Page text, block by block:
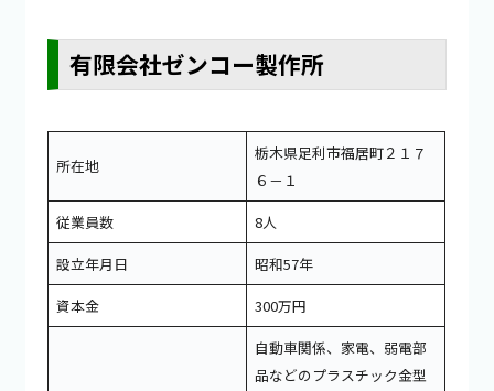
有限会社ゼンコー製作所
所在地
栃木県足利市福居町２１７
６－１
従業員数
8人
設立年月日
昭和57年
資本金
300万円
自動車関係、家電、弱電部
品などのプラスチック金型